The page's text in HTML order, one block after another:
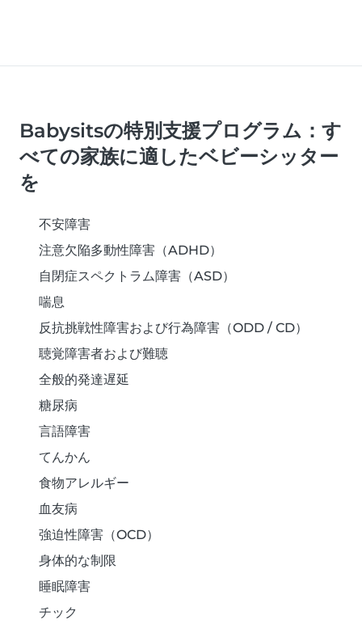
Babysitsの特別支援プログラム：す
べての家族に適したベビーシッター
を
不安障害
注意欠陥多動性障害（ADHD）
自閉症スペクトラム障害（ASD）
喘息
反抗挑戦性障害および行為障害（ODD / CD）
聴覚障害者および難聴
全般的発達遅延
糖尿病
言語障害
てんかん
食物アレルギー
血友病
強迫性障害（OCD）
身体的な制限
睡眠障害
チック